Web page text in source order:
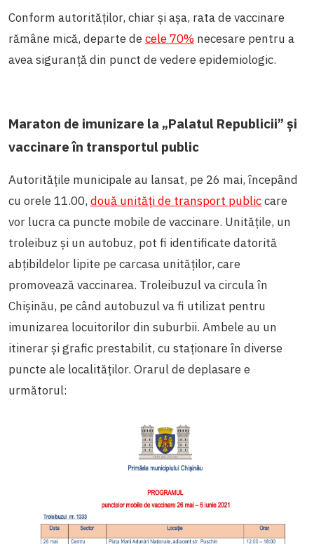
Conform autorităților, chiar și așa, rata de vaccinare
rămâne mică, departe decele 70% necesare pentru a
avea siguranță din punct de vedere epidemiologic.
Maraton de imunizare la „Palatul Republicii” și
vaccinare în transportul public
Autoritățile municipale au lansat, pe 26 mai, începând
cu orele 11.00, două unități de transport publiccare
vor lucra ca puncte mobile de vaccinare. Unitățile, un
troleibuz și un autobuz, pot fi identificate datorită
abțibildelor lipite pe carcasa unităților, care
promovează vaccinarea. Troleibuzul va circula în
Chișinău, pe când autobuzul va fi utilizat pentru
imunizarea locuitorilor din suburbii. Ambele au un
itinerar și grafic prestabilit, cu staționare în diverse
puncte ale localităților. Orarul de deplasare e
următorul: